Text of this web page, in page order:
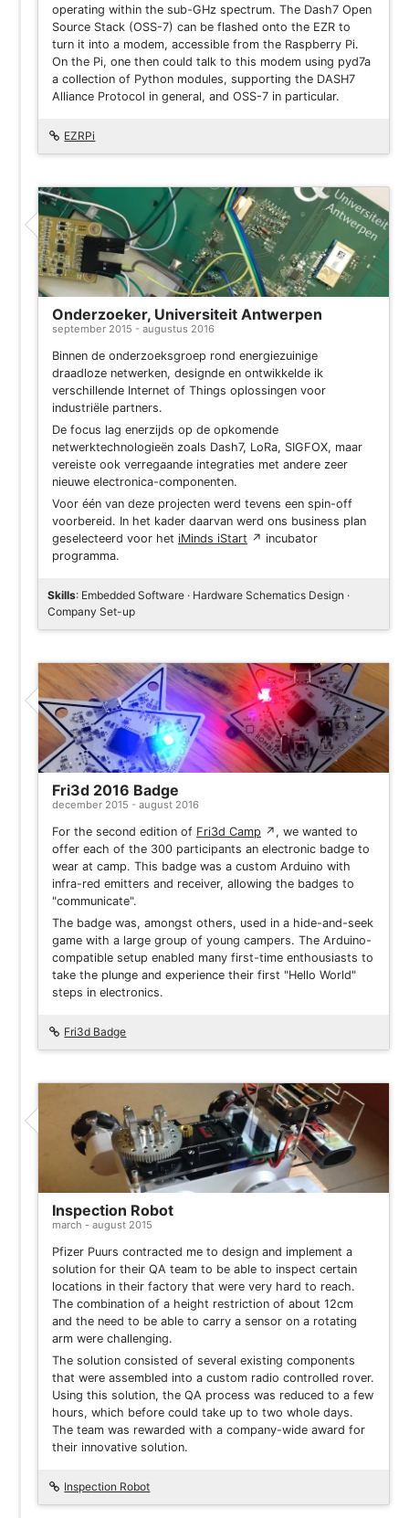
operating within the sub-GHz spectrum. The Dash7 Open
Source Stack (OSS-7) can be flashed onto the EZR to
turn it into a modem, accessible from the Raspberry Pi.
On the Pi, one then could talk to this modem using pyd7a
a collection of Python modules, supporting the DASH7
Alliance Protocol in general, and OSS-7 in particular.
EZRPi
Onderzoeker, Universiteit Antwerpen
september 2015 - augustus 2016
Binnen de onderzoeksgroep rond energiezuinige
draadloze netwerken, designde en ontwikkelde ik
verschillende Internet of Things oplossingen voor
industriële partners.
De focus lag enerzijds op de opkomende
netwerktechnologieën zoals Dash7, LoRa, SIGFOX, maar
vereiste ook verregaande integraties met andere zeer
nieuwe electronica-componenten.
Voor één van deze projecten werd tevens een spin-off
voorbereid. In het kader daarvan werd ons business plan
geselecteerd voor het iMinds iStart ↗ incubator
programma.
Skills: Embedded Software · Hardware Schematics Design ·
Company Set-up
Project
Fri3d 2016 Badge
december 2015 - august 2016
For the second edition of Fri3d Camp ↗ , we wanted to
offer each of the 300 participants an electronic badge to
wear at camp. This badge was a custom Arduino with
infra-red emitters and receiver, allowing the badges to
"communicate".
The badge was, amongst others, used in a hide-and-seek
game with a large group of young campers. The Arduino-
compatible setup enabled many first-time enthousiasts to
take the plunge and experience their first "Hello World"
steps in electronics.
Fri3d Badge
Inspection Robot
march - august 2015
Pfizer Puurs contracted me to design and implement a
solution for their QA team to be able to inspect certain
locations in their factory that were very hard to reach.
The combination of a height restriction of about 12cm
and the need to be able to carry a sensor on a rotating
arm were challenging.
The solution consisted of several existing components
that were assembled into a custom radio controlled rover.
Using this solution, the QA process was reduced to a few
hours, which before could take up to two whole days.
The team was rewarded with a company-wide award for
their innovative solution.
Inspection Robot